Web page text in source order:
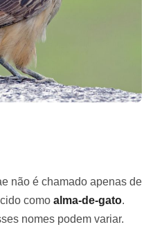
não é chamado apenas de
como alma-de-gato.
nomes podem variar.